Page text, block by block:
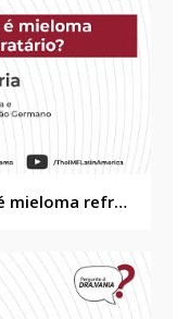
Pergunte à Dra. Vania: O que é mieloma refratário?